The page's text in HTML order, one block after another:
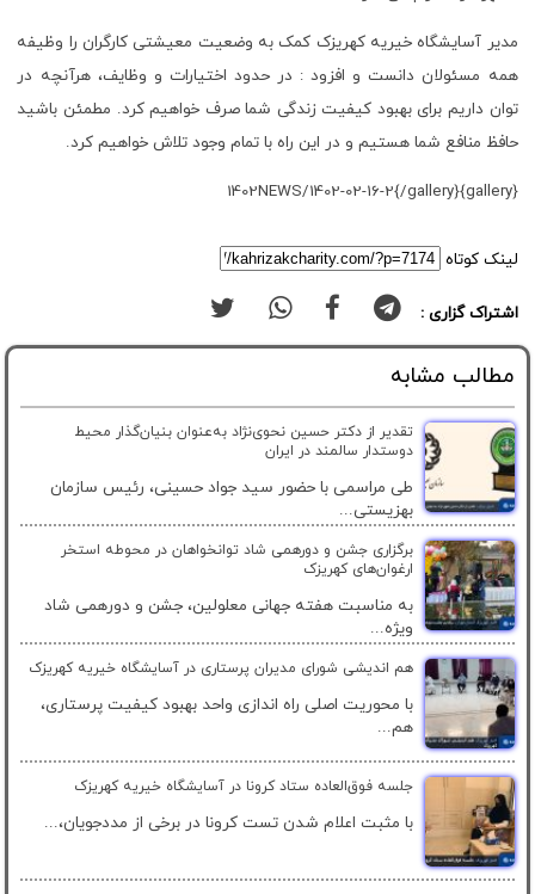
مدیر آسایشگاه خیریه کهریزک کمک به وضعیت معیشتی کارگران را وظیفه
همه مسئولان دانست و افزود : در حدود اختیارات و وظایف، هرآنچه در
توان داریم برای بهبود کیفیت زندگی شما صرف خواهیم کرد. مطمئن باشید
حافظ منافع شما هستیم و در این راه با تمام وجود تلاش خواهیم کرد.
{gallery}1402NEWS/1402-02-16-2{/gallery}
لینک کوتاه
اشتراک گزاری :
مطالب مشابه
تقدیر از دکتر حسین نحوی‌نژاد به‌عنوان بنیان‌گذار محیط
دوستدار سالمند در ایران
طی مراسمی با حضور سید جواد حسینی، رئیس سازمان
بهزیستی...
برگزاری جشن و دورهمی شاد توانخواهان در محوطه استخر
ارغوان‌های کهریزک
به مناسبت هفته جهانی معلولین، جشن و دورهمی شاد
ویژه...
هم اندیشی شورای مدیران پرستاری در آسایشگاه خیریه کهریزک
با محوریت اصلی راه اندازی واحد بهبود کیفیت پرستاری،
هم...
جلسه فوق‌العاده ستاد کرونا در آسایشگاه خیریه کهریزک
با مثبت اعلام شدن تست کرونا در برخی از مددجویان،...